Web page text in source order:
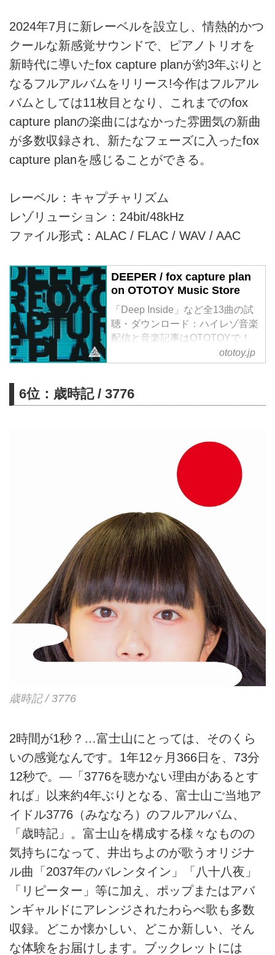
2024年7月に新レーベルを設立し、情熱的かつ
クールな新感覚サウンドで、ピアノトリオを
新時代に導いたfox capture planが約3年ぶりと
なるフルアルバムをリリース!今作はフルアル
バムとしては11枚目となり、これまでのfox
capture planの楽曲にはなかった雰囲気の新曲
が多数収録され、新たなフェーズに入ったfox
capture planを感じることができる。
レーベル：キャプチャリズム
レゾリューション：24bit/48kHz
ファイル形式：ALAC / FLAC / WAV / AAC
DEEPER / fox capture plan
on OTOTOY Music Store
「Deep Inside」など全13曲の試
聴・ダウンロード：ハイレゾ音楽
配信と音楽記事はOTOTOYで！
2024年7月に新レーベルを設立
し、情熱的かつクールな新感覚サ
に導いたfox capture planが約3年
ぶりとなるフルアルバムをリリー
capture planの楽曲にはなかった
雰囲気の新曲が多数収録され、新
たなフェーズに入ったfox capture
planを感じることができる。
ototoy.jp
6位：歳時記 / 3776
歳時記 / 3776
2時間が1秒？…富士山にとっては、そのくら
いの感覚なんです。1年12ヶ月366日を、73分
12秒で。―「3776を聴かない理由があるとす
れば」以来約4年ぶりとなる、富士山ご当地ア
イドル3776（みななろ）のフルアルバム、
「歳時記」。富士山を構成する様々なものの
気持ちになって、井出ちよのが歌うオリジナ
ル曲「2037年のバレンタイン」「八十八夜」
「リピーター」等に加え、ポップまたはアバ
ンギャルドにアレンジされたわらべ歌も多数
収録。どこか懐かしい、どこか新しい、そん
な体験をお届けします。ブックレットには